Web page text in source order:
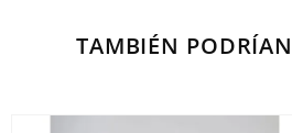
TAMBIÉN